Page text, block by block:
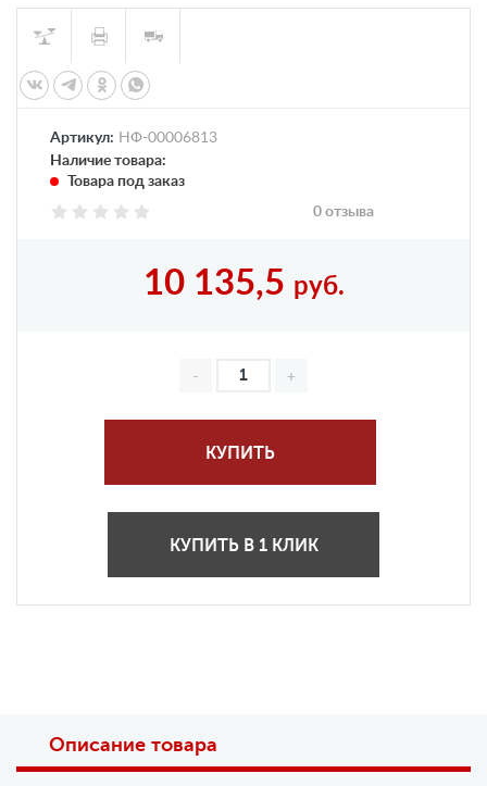
Артикул: НФ-00006813
Наличие товара:
Товара под заказ
0 отзыва
10 135,5 руб.
КУПИТЬ
КУПИТЬ В 1 КЛИК
Описание товара